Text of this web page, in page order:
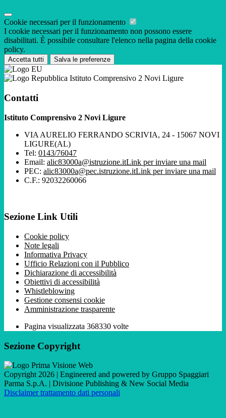
Cookie necessari per il funzionamento
I cookie necessari per il funzionamento non possono essere
disabilitati. È possibile consultare l'elenco nella pagina della cookie
policy.
Accetta tutti Salva le preferenze
Istituto Comprensivo 2 Novi Ligure
Contatti
Istituto Comprensivo 2 Novi Ligure
VIA AURELIO FERRANDO SCRIVIA, 24 - 15067 NOVI
LIGURE(AL)
Tel: 0143/76047
Email: alic83000a@istruzione.itLink per inviare una mail
PEC: alic83000a@pec.istruzione.itLink per inviare una mail
C.F.: 92032260066
Sezione Link Utili
Cookie policy
Note legali
Informativa Privacy
Ufficio Relazioni con il Pubblico
Dichiarazione di accessibilità
Obiettivi di accessibilità
Whistleblowing
Gestione consensi cookie
Amministrazione trasparente
Pagina visualizzata 368330 volte
Sezione Copyright
Copyright 2026 | Engineered and powered by Gruppo Spaggiari
Parma S.p.A. | Divisione Publishing & New Social Media
Disclaimer trattamento dati personali